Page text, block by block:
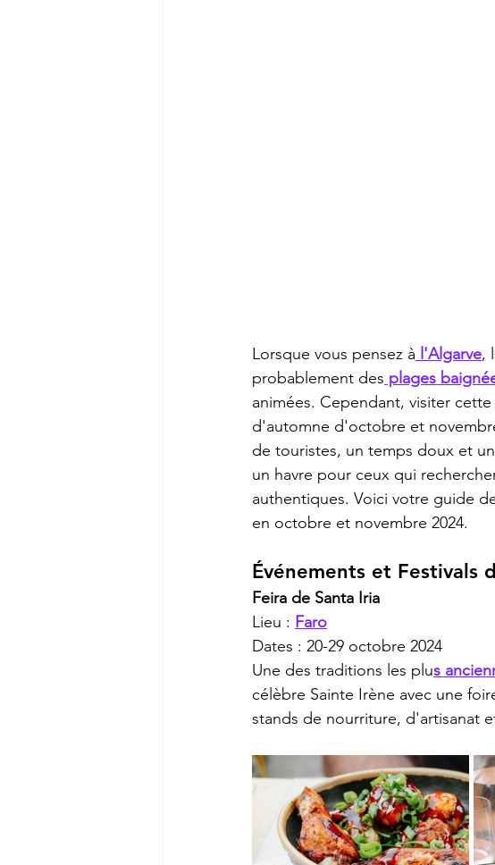
Lorsque vous pensez à l'Algarve,
probablement des plages
animées. Cependant, visiter
d'automne d'octobre et
de touristes, un temps doux et
un havre pour ceux qui
authentiques. Voici votre guide
en octobre et novembre 2024.
Événements et Festivals
Feira de Santa Iria
Lieu : Faro
Dates : 20-29 octobre 2024
Une des traditions les plus
célèbre Sainte Irène avec une
stands de nourriture, d'artisanat